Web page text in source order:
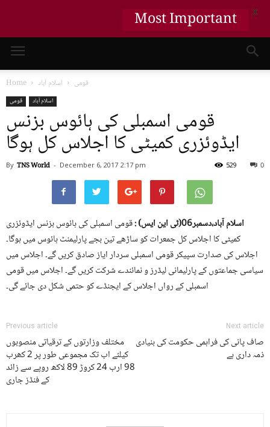
Home قومی اسلام آباد
قومی اسلام آباد
قومی اسمبلی کی ہائوس بزنس
ایڈوئزری کمیٹی کا اجلاس کل ہوگا
By TNS World - December 6, 2017 2:17 pm 0
529
اسلام آباد،دسمبر06(ٹی این ایس) :
قومی اسمبلی کی ہائوس بزنس ایڈوئزری
کمیٹی کا اجلاس کل جمعرات کو ساڑھے تین بجے پارلیمنٹ ہائوس میں ہوگا۔
اجلاس کی صدارت سپیکر قومی اسمبلی سردار ایاز صادق کریں گے۔ اجلاس میں
سیاسی جماعتوں کے پارلیمانی لیڈرز و نمائندے شرکت کریں گے۔ اجلاس میں قومی
اسمبلی کے رواں اجلاس کے ایجنڈے کو حتمی شکل دی جائے گی۔
Previous article
مختلف وزارتوں کے ترقیاتی منصوبوں
کیلئے اب تک مجموعی طور پر 2 کھرب
98 ارب 24 کروڑ 89 لاکھ روپے سے زائد
کے فنڈز جاری
Next article
صاف پانی کی فراہمی حکومت کی بنیادی
ذمہ داری ہے
Most Important X